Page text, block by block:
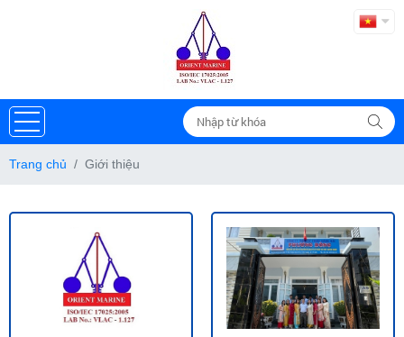
Trang chủ Giới thiệu